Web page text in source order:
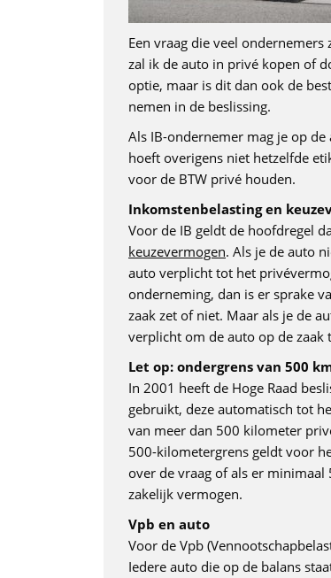
Een vraag die veel
zal ik de auto in privé kopen of
optie, maar is dit dan ook de
nemen in de beslissing.
Als IB-ondernemer mag je op
hoeft overigens niet hetzelfde
voor de BTW privé houden.
Inkomstenbelasting en
Voor de IB geldt de hoofdregel
keuzevermogen. Als je de auto
auto verplicht tot het
onderneming, dan is er sprake
zaak zet of niet. Maar als je de
verplicht om de auto op de zaak
Let op: ondergrens van 500
In 2001 heeft de Hoge Raad
gebruikt, deze automatisch tot
van meer dan 500 kilometer
500-kilometergrens geldt voor
over de vraag of als er
zakelijk vermogen.
Vpb en auto
Voor de Vpb
Iedere auto die op de balans